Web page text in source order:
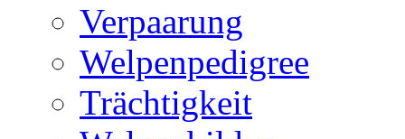
Verpaarung
Welpenpedigree
Trächtigkeit